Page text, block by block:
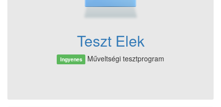
Teszt Elek
Ingyenes Műveltségi tesztprogram